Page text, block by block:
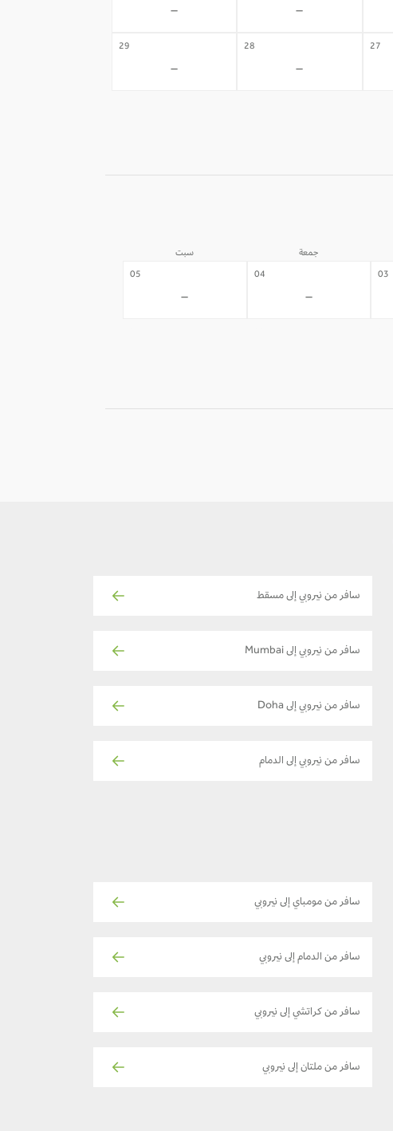
-
-
27
28
-
29
-
جمعة سبت
03
04
-
05
-
سافر من نيروبي إلى مسقط
سافر من نيروبي إلى Mumbai
سافر من نيروبي إلى Doha
سافر من نيروبي إلى الدمام
سافر من مومباي إلى نيروبي
سافر من الدمام إلى نيروبي
سافر من كراتشي إلى نيروبي
سافر من ملتان إلى نيروبي